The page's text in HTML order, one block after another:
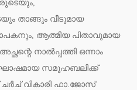
താങ്ങും വീടുമായ
ആത്മീയ പിതാവുമായ
നാല്‍പ്പത്തി ഒന്നാം
സമൂഹബലിക്ക്
ചര്‍ച് വികാരി ഫാ.ജോസ്